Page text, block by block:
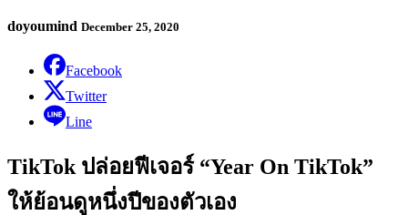
doyoumind December 25, 2020
Facebook
Twitter
Line
TikTok ปล่อยฟีเจอร์ “Year On TikTok”
ให้ย้อนดูหนึ่งปีของตัวเอง